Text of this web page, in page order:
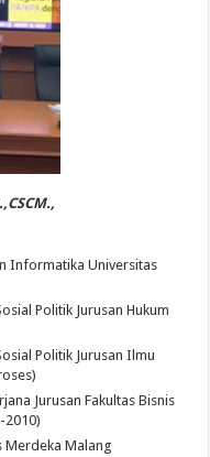
Informatika Universitas
Politik Jurusan Hukum
Politik Jurusan Ilmu
Jurusan Fakultas Bisnis
2010)
Merdeka Malang